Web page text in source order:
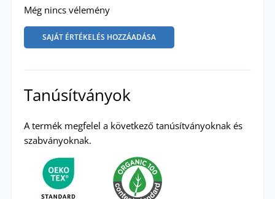
Még nincs vélemény
SAJÁT ÉRTÉKELÉS HOZZÁADÁSA
Tanúsítványok
A termék megfelel a következő tanúsítványoknak és
szabványoknak.